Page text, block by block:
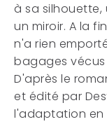
à sa
un miroir. A la
n'a rien
bagages vécus
D'après le
et édité par
l'adaptation en